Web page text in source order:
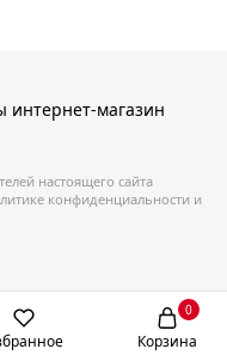
магазин
настоящего сайта
конфиденциальности и
0
Корзина